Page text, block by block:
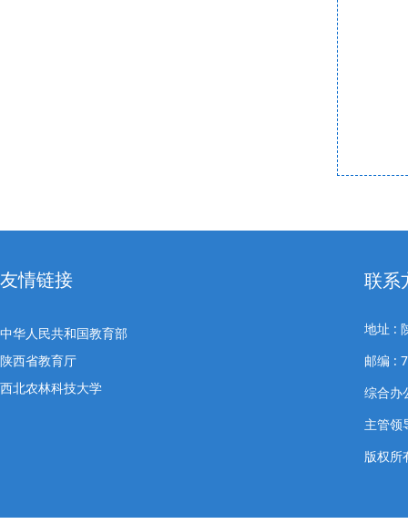
友情链接
中华人民共和国教育部
陕西省教育厅
西北农林科技大学
联系
地址 :
邮编 :
综合办
主管
版权